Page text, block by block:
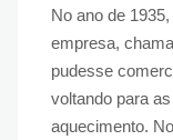
No ano de
empresa,
pudesse
voltando para
aquecimento.